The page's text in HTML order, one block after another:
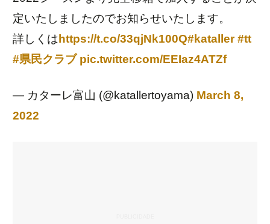
定いたしましたのでお知らせいたします。
詳しくはhttps://t.co/33qjNk100Q#kataller #tt
#県民クラブ pic.twitter.com/EEIaz4ATZf
— カターレ富山 (@katallertoyama) March 8,
2022